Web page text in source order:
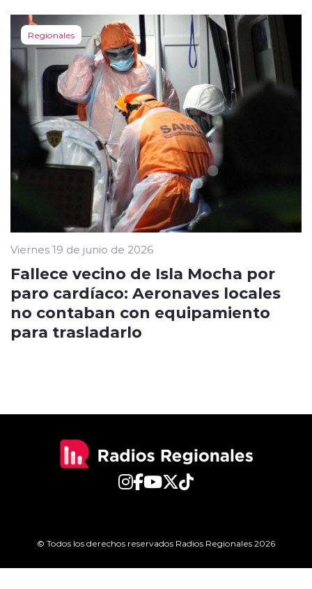
Regionales
Viernes 19 de junio de 2026
Fallece vecino de Isla Mocha por
paro cardíaco: Aeronaves locales
no contaban con equipamiento
para trasladarlo
© Todos los derechos reservados Radios Regionales 2026